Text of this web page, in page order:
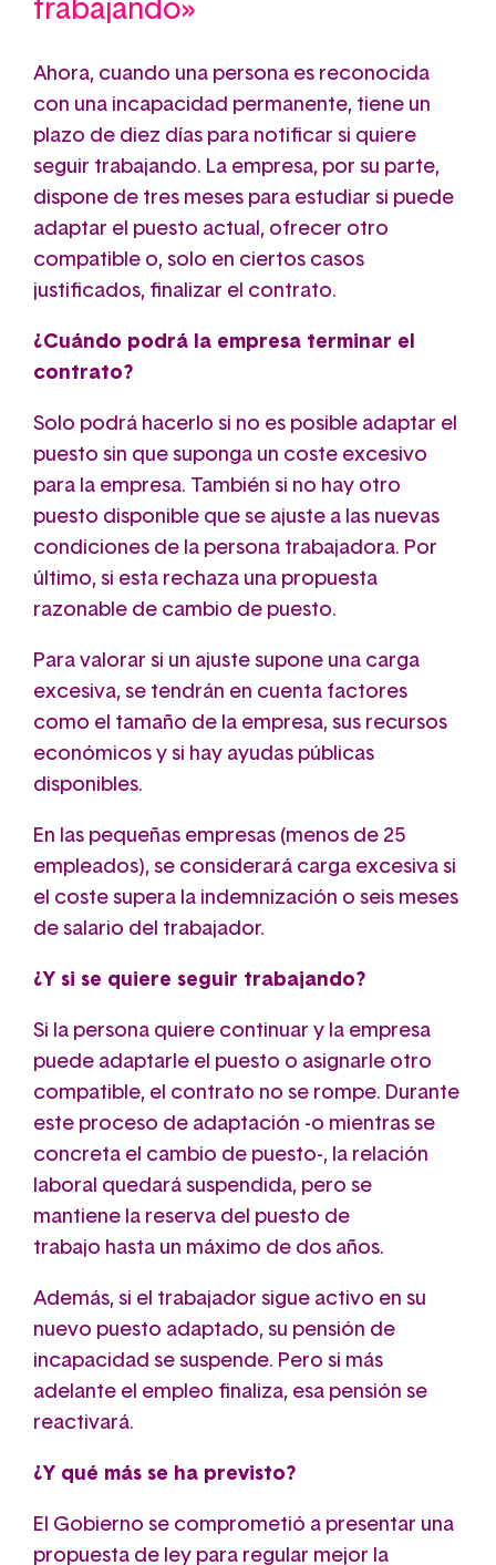
trabajando»
Ahora, cuando una persona es reconocida
con una incapacidad permanente, tiene un
plazo de diez días para notificar si quiere
seguir trabajando. La empresa, por su parte,
dispone de tres meses para estudiar si puede
adaptar el puesto actual, ofrecer otro
compatible o, solo en ciertos casos
justificados, finalizar el contrato.
¿Cuándo podrá la empresa terminar el
contrato?
Solo podrá hacerlo si no es posible adaptar el
puesto sin que suponga un coste excesivo
para la empresa. También si no hay otro
puesto disponible que se ajuste a las nuevas
condiciones de la persona trabajadora. Por
último, si esta rechaza una propuesta
razonable de cambio de puesto.
Para valorar si un ajuste supone una carga
excesiva, se tendrán en cuenta factores
como el tamaño de la empresa, sus recursos
económicos y si hay ayudas públicas
disponibles.
En las pequeñas empresas (menos de 25
empleados), se considerará carga excesiva si
el coste supera la indemnización o seis meses
de salario del trabajador.
¿Y si se quiere seguir trabajando?
Si la persona quiere continuar y la empresa
puede adaptarle el puesto o asignarle otro
compatible, el contrato no se rompe. Durante
este proceso de adaptación -o mientras se
concreta el cambio de puesto-, la relación
laboral quedará suspendida, pero se
mantiene la reserva del puesto de
trabajo hasta un máximo de dos años.
Además, si el trabajador sigue activo en su
nuevo puesto adaptado, su pensión de
incapacidad se suspende. Pero si más
adelante el empleo finaliza, esa pensión se
reactivará.
¿Y qué más se ha previsto?
El Gobierno se comprometió a presentar una
propuesta de ley para regular mejor la